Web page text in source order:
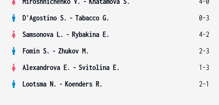
D'Agostino S. - Tabacco G.
0-3
Samsonova L. - Rybakina E.
4-2
Fomin S. - Zhukov M.
2-3
Alexandrova E. - Svitolina E.
1-3
Lootsma N. - Koenders R. 2-1